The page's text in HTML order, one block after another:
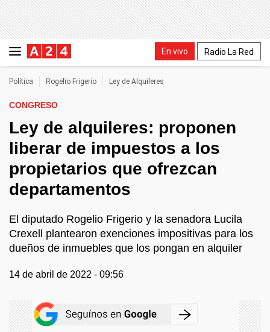
En vivo Radio La Red
Política Rogelio Frigerio Ley de Alquileres
CONGRESO
Ley de alquileres: proponen
liberar de impuestos a los
propietarios que ofrezcan
departamentos
El diputado Rogelio Frigerio y la senadora Lucila
Crexell plantearon exenciones impositivas para los
dueños de inmuebles que los pongan en alquiler
14 de abril de 2022 - 09:56